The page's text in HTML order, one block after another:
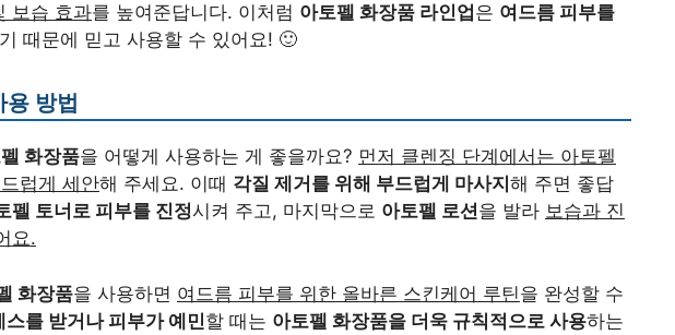
보습 효과를 높여준답니다. 이처럼 아토펠 화장품 라인업 은 여드름 피부를
때문에 믿고 사용할 수 있어요! 🙂
용 방법
화장품을 어떻게 사용하는 게 좋을까요? 먼저 클렌징 단계에서는 아토펠
럽게 세안해 주세요. 이때 각질 제거를 위해 부드럽게 마사지 해 주면 좋답
펠 토너로 피부를 진정시켜 주고, 마지막으로 아토펠 로션을 발라 보습과 진
요.
화장품을 사용하면 여드름 피부를 위한 올바른 스킨케어 루틴을 완성할 수
스를 받거나 피부가 예민할 때는 아토펠 화장품을 더욱 규칙적으로 사용하는